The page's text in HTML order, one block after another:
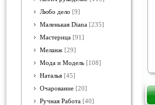
Любо дело [9]
Маленькая Diana [235]
Мастерица [91]
Меланж [29]
Мода и Модель [108]
Наталья [45]
Очарование [20]
Ручная Работа [40]